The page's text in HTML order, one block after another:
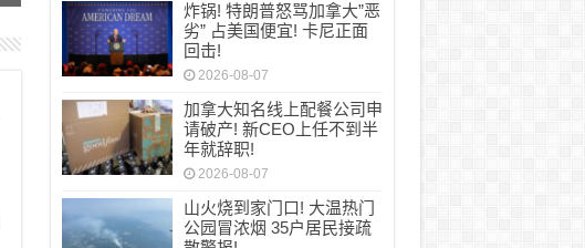
炸锅! 特朗普怒骂加拿大”恶
劣” 占美国便宜! 卡尼正面
回击!
2026-08-07
加拿大知名线上配餐公司申
请破产! 新CEO上任不到半
年就辞职!
2026-08-07
山火烧到家门口! 大温热门
公园冒浓烟 35户居民接疏